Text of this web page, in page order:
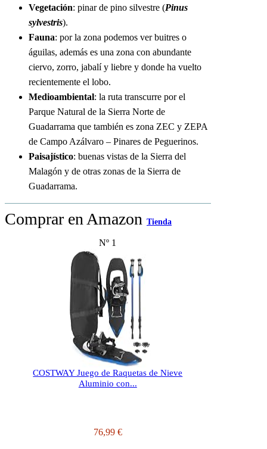
Vegetación: pinar de pino silvestre (Pinus
sylvestris).
Fauna: por la zona podemos ver buitres o
águilas, además es una zona con abundante
ciervo, zorro, jabalí y liebre y donde ha vuelto
recientemente el lobo.
Medioambiental: la ruta transcurre por el
Parque Natural de la Sierra Norte de
Guadarrama que también es zona ZEC y ZEPA
de Campo Azálvaro – Pinares de Peguerinos.
Paisajístico: buenas vistas de la Sierra del
Malagón y de otras zonas de la Sierra de
Guadarrama.
Comprar en Amazon Tienda
Nº 1
COSTWAY Juego de Raquetas de Nieve
Aluminio con...
76,99 €